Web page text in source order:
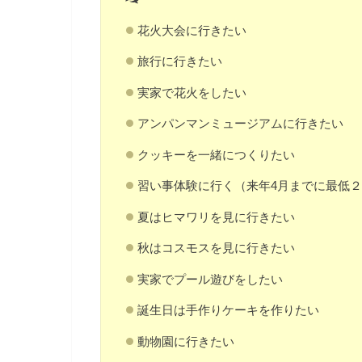
花火大会に行きたい
旅行に行きたい
実家で花火をしたい
アンパンマンミュージアムに行きたい
クッキーを一緒につくりたい
習い事体験に行く（来年4月までに最低
夏はヒマワリを見に行きたい
秋はコスモスを見に行きたい
実家でプール遊びをしたい
誕生日は手作りケーキを作りたい
動物園に行きたい